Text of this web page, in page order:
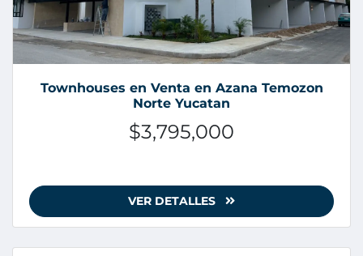
Townhouses en Venta en Azana Temozon
Norte Yucatan
$3,795,000
VER DETALLES